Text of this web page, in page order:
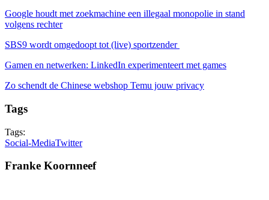
Google houdt met zoekmachine een illegaal monopolie in stand
volgens rechter
SBS9 wordt omgedoopt tot (live) sportzender
Gamen en netwerken: LinkedIn experimenteert met games
Zo schendt de Chinese webshop Temu jouw privacy
Tags
Tags:
Social-MediaTwitter
Franke Koornneef